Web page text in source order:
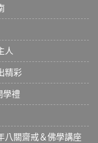
人
精彩
學禮
八關齋戒＆佛學講座